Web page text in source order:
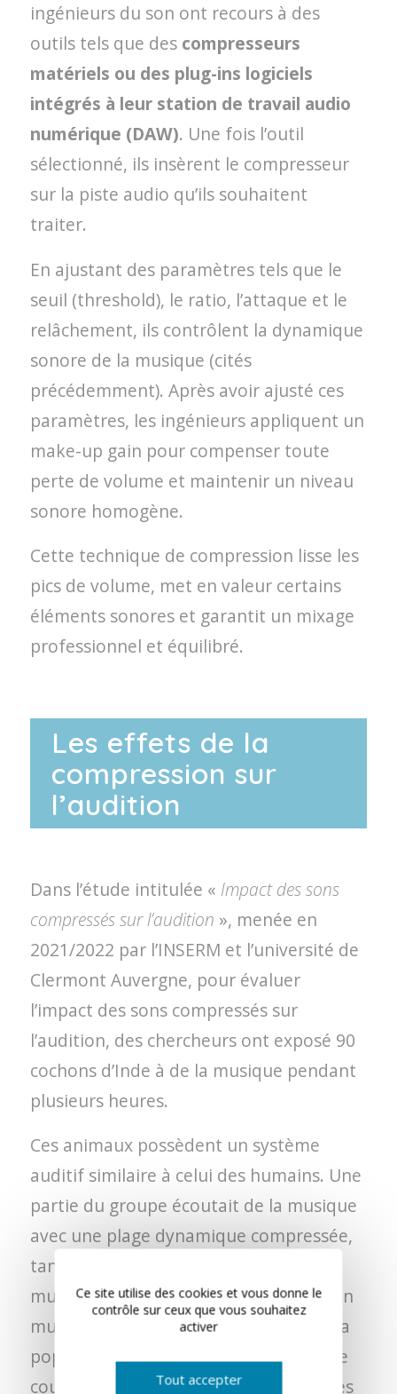
ingénieurs du son ont recours à des
outils tels que des compresseurs
matériels ou des plug-ins logiciels
intégrés à leur station de travail audio
numérique (DAW). Une fois l’outil
sélectionné, ils insèrent le compresseur
sur la piste audio qu’ils souhaitent
traiter.
En ajustant des paramètres tels que le
seuil (threshold), le ratio, l’attaque et le
relâchement, ils contrôlent la dynamique
sonore de la musique (cités
précédemment). Après avoir ajusté ces
paramètres, les ingénieurs appliquent un
make-up gain pour compenser toute
perte de volume et maintenir un niveau
sonore homogène.
Cette technique de compression lisse les
pics de volume, met en valeur certains
éléments sonores et garantit un mixage
professionnel et équilibré.
Les effets de la
compression sur
l’audition
Dans l’étude intitulée « Impact des sons
compressés sur l’audition », menée en
2021/2022 par l’INSERM et l’université de
Clermont Auvergne, pour évaluer
l’impact des sons compressés sur
l’audition, des chercheurs ont exposé 90
cochons d’Inde à de la musique pendant
plusieurs heures.
Ces animaux possèdent un système
auditif similaire à celui des humains. Une
partie du groupe écoutait de la musique
avec une plage dynamique compressée,
tandis que l’autre partie écoutait de la
musique sans compression. La sélection
musicale était variée, comprenant de la
pop, du classique et de l’électro, afin de
couvrir un large éventail de préférences
Ce site utilise des cookies et vous donne le
contrôle sur ceux que vous souhaitez
activer
Tout accepter